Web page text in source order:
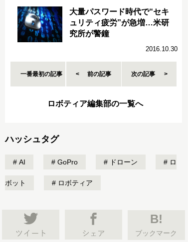
大量パスワード時代で“セキ
ュリティ疲労”が急増…米研
究所が警鐘
2016.10.30
一番最初の記事 前の記事 次の記事
ロボティア編集部の一覧へ
ハッシュタグ
AI GoPro ドローン ロ
ボット ロボティア
B!
ブックマーク